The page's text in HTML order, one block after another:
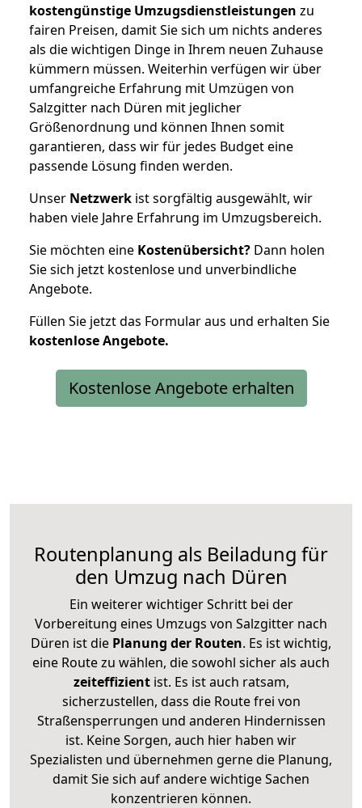
kostengünstige Umzugsdienstleistungen zu
fairen Preisen, damit Sie sich um nichts anderes
als die wichtigen Dinge in Ihrem neuen Zuhause
kümmern müssen. Weiterhin verfügen wir über
umfangreiche Erfahrung mit Umzügen von
Salzgitter nach Düren mit jeglicher
Größenordnung und können Ihnen somit
garantieren, dass wir für jedes Budget eine
passende Lösung finden werden.
Unser Netzwerk ist sorgfältig ausgewählt, wir
haben viele Jahre Erfahrung im Umzugsbereich.
Sie möchten eine Kostenübersicht? Dann holen
Sie sich jetzt kostenlose und unverbindliche
Angebote.
Füllen Sie jetzt das Formular aus und erhalten Sie
kostenloseAngebote.
Kostenlose Angebote erhalten
Routenplanung als Beiladung für
den Umzug nach Düren
Ein weiterer wichtiger Schritt bei der
Vorbereitung eines Umzugs von Salzgitter nach
Düren ist die Planung der Routen. Es ist wichtig,
eine Route zu wählen, die sowohl sicher als auch
zeiteffizientist. Es ist auch ratsam,
sicherzustellen, dass die Route frei von
Straßensperrungen und anderen Hindernissen
ist. Keine Sorgen, auch hier haben wir
Spezialisten und übernehmen gerne die Planung,
damit Sie sich auf andere wichtige Sachen
konzentrieren können.